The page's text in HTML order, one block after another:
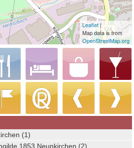
Leaflet|
Map data is from
OpenStreetMap.org
(1)
1853 Neunkirchen (2)